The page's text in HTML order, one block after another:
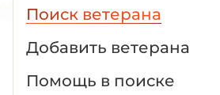
Поиск ветерана
Добавить ветерана
Помощь в поиске